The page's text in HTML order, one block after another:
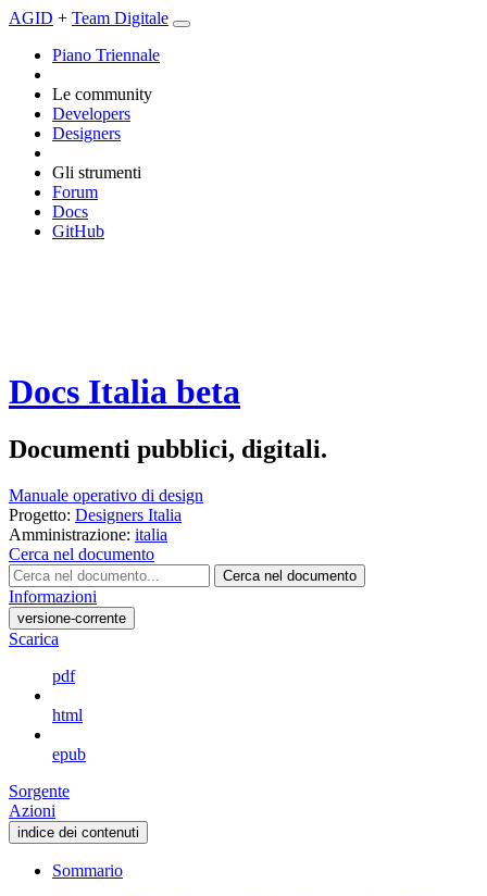
AGID + Team Digitale
Piano Triennale
Le community
Developers
Designers
Gli strumenti
Forum
Docs
GitHub
Docs Italia beta
Documenti pubblici, digitali.
Manuale operativo di design
Progetto: Designers Italia
Amministrazione: italia
Cerca nel documento
Cerca nel documento
Informazioni
versione-corrente
Scarica
pdf
html
epub
Sorgente
Azioni
indice dei contenuti
Sommario